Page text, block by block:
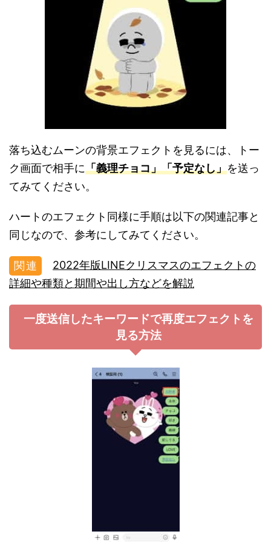
落ち込むムーンの背景エフェクトを見るには、トー
ク画面で相手に「義理チョコ」「予定なし」を送っ
てみてください。
ハートのエフェクト同様に手順は以下の関連記事と
同じなので、参考にしてみてください。
2022年版LINEクリスマスのエフェクトの
詳細や種類と期間や出し方などを解説
一度送信したキーワードで再度エフェクトを
見る方法